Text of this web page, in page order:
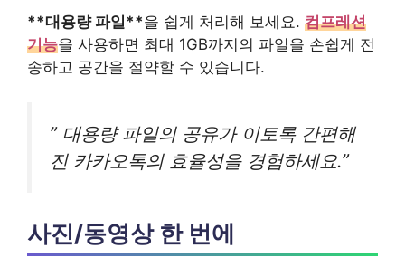
**대용량 파일**을 쉽게 처리해 보세요. 컴프레션
기능을 사용하면 최대 1GB까지의 파일을 손쉽게 전
송하고 공간을 절약할 수 있습니다.
” 대용량 파일의 공유가 이토록 간편해
진 카카오톡의 효율성을 경험하세요.”
사진/동영상 한 번에